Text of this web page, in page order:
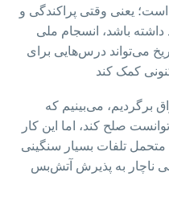
است؛ یعنی وقتی پراکندگی و
باشد، انسجام ملی
می‌تواند درس‌هایی برای
برگردیم، می‌بینیم که
صلح کند، اما این کار
متحمل تلفات بسیار سنگینی
ناچار به پذیرش آتش‌بس